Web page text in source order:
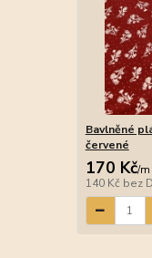
Bavlněné
červené
170 Kč/m
140 Kč bez